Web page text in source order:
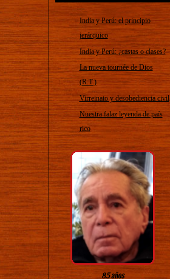
India y Perú: el principio
jerárquico
India y Perú: ¿castas o clases?
La nueva tournée de Dios
(R.T.)
Virreinato y desobediencia civil
Nuestra falaz leyenda de país
rico